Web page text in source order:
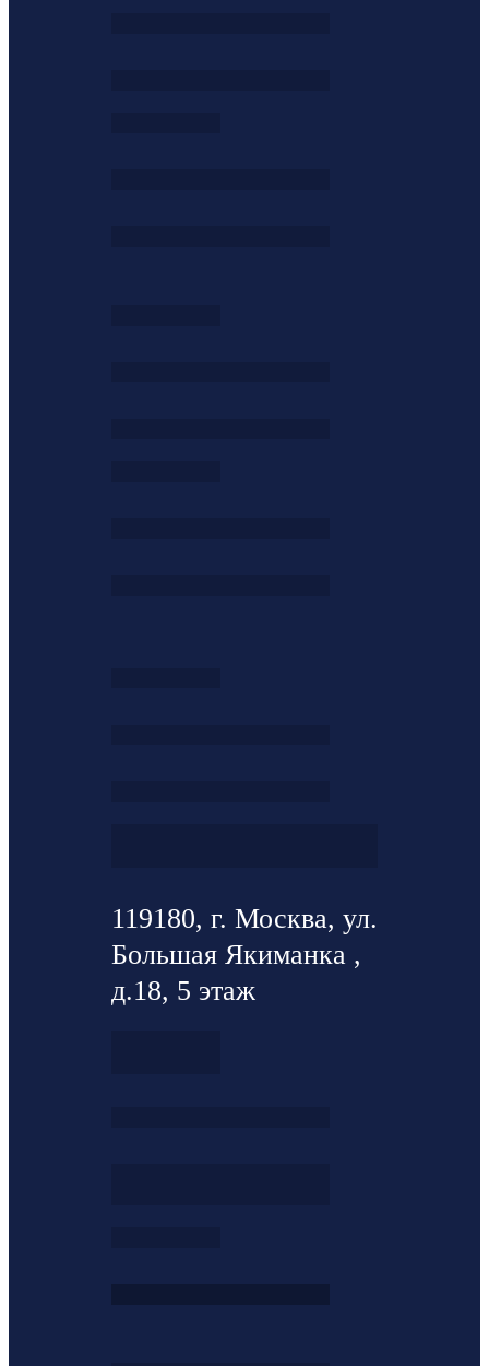
119180, г. Москва, ул.
Большая Якиманка ,
д.18, 5 этаж